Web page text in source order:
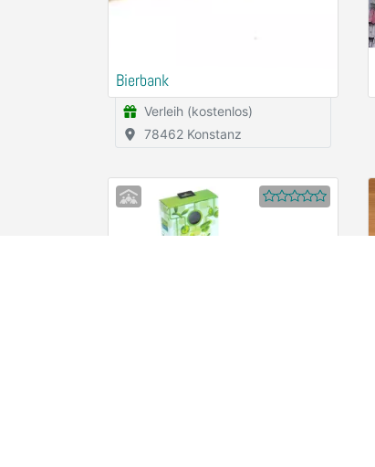
Bierbank
Verleih (kostenlos)
78462 Konstanz